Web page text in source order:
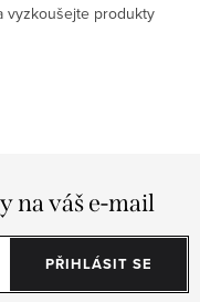
vyzkoušejte produkty
na váš e-mail
PŘIHLÁSIT SE